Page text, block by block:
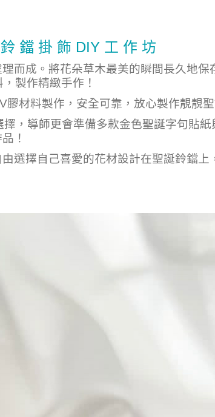
鐺 掛 飾 DIY 工 作 坊
而成。將花朵草木最美的瞬間長久地保
製作精緻手作！
膠材料製作，安全可靠，放心製作靚靚
，導師更會準備多款金色聖誕字句貼紙
！
選擇自己喜愛的花材設計在聖誕鈴鐺上